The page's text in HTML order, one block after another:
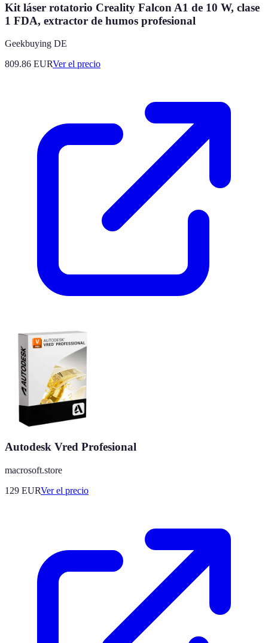
Kit láser rotatorio Creality Falcon A1 de 10 W, clase
1 FDA, extractor de humos profesional
Geekbuying DE
809.86 EURVer el precio
Autodesk Vred Profesional
macrosoft.store
129 EURVer el precio